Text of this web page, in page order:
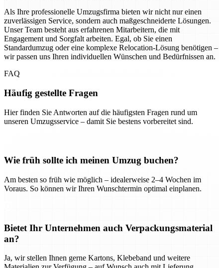
Als Ihre professionelle Umzugsfirma bieten wir nicht nur einen
zuverlässigen Service, sondern auch maßgeschneiderte Lösungen.
Unser Team besteht aus erfahrenen Mitarbeitern, die mit
Engagement und Sorgfalt arbeiten. Egal, ob Sie einen
Standardumzug oder eine komplexe Relocation-Lösung benötigen –
wir passen uns Ihren individuellen Wünschen und Bedürfnissen an.
FAQ
Häufig gestellte Fragen
Hier finden Sie Antworten auf die häufigsten Fragen rund um
unseren Umzugsservice – damit Sie bestens vorbereitet sind.
Wie früh sollte ich meinen Umzug buchen?
Am besten so früh wie möglich – idealerweise 2–4 Wochen im
Voraus. So können wir Ihren Wunschtermin optimal einplanen.
Bietet Ihr Unternehmen auch Verpackungsmaterial
an?
Ja, wir stellen Ihnen gerne Kartons, Klebeband und weitere